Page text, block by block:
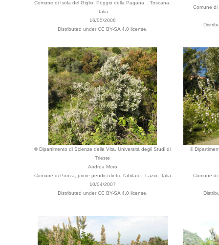
Comune di Isola del Giglio, Poggio della Pagana. , Toscana,
Italia
16/05/2006
Distributed under CC BY-SA 4.0 license.
Comune
© Dipartimento di Scienze della Vita, Università degli Studi di
Trieste
Andrea Moro
Comune di Ponza, prime pendici dietro l'abitato., Lazio, Italia
10/04/2007
Distributed under CC BY-SA 4.0 license.
©
Comune